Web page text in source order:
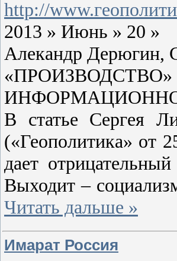
http://
2013 » Июнь » 20 »
Алекандр Дерюгин,
В статье Сергея
(«Геополитика» от
дает
Выходит –
Читать дальше »
Имарат Россия